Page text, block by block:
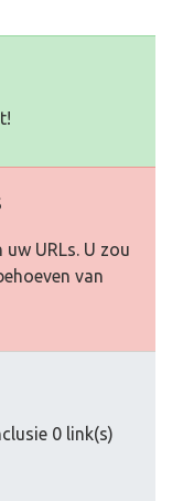
URLs. U zou
van
0 link(s)